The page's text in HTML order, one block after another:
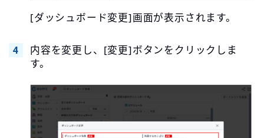
[ダッシュボード変更]画面が表示されます。
内容を変更し、[変更]ボタンをクリックしま
す。